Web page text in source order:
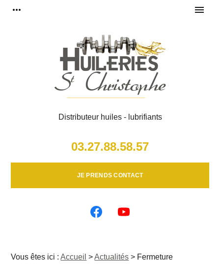
more_horiz menu
Distributeur huiles - lubrifiants
03.27.88.58.57
JE PRENDS CONTACT
Vous êtes ici : Accueil >Actualités > Fermeture